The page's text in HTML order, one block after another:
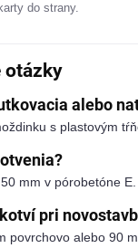
do strany.
otázky
alebo
s plastovým
mm v pórobetóne E.
pri
povrchovo alebo 90